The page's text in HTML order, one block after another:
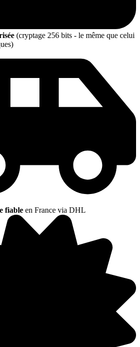
(cryptage 256 bits - le même que celui
fiable en France via DHL